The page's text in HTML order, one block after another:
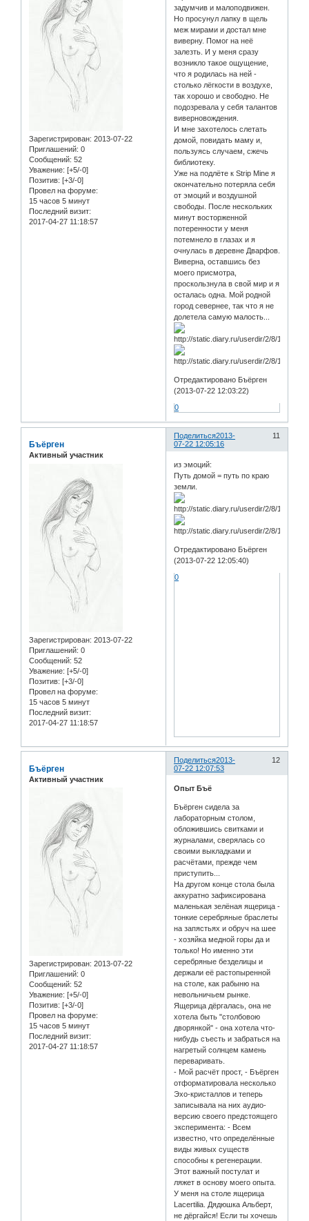
Зарегистрирован: 2013-07-22
Приглашений: 0
Сообщений: 52
Уважение: [+5/-0]
Позитив: [+3/-0]
Провел на форуме:
15 часов 5 минут
Последний визит:
2017-04-27 11:18:57
задумчив и малоподвижен.
Но просунул лапку в щель
меж мирами и достал мне
виверну. Помог на неё
залезть. И у меня сразу
возникло такое ощущение,
что я родилась на ней -
столько лёгкости в воздухе,
так хорошо и свободно. Не
подозревала у себя талантов
виверновождения.
И мне захотелось слетать
домой, повидать маму и,
пользуясь случаем, сжечь
библиотеку.
Уже на подлёте к Strip Mine я
окончательно потеряла себя
от эмоций и воздушной
свободы. После нескольких
минут восторженной
потеренности у меня
потемнело в глазах и я
очнулась в деревне Дварфов.
Виверна, оставшись без
моего присмотра,
проскользнула в свой мир и я
осталась одна. Мой родной
город севернее, так что я не
долетела самую малость...
Отредактировано Бъёрген
(2013-07-22 12:03:22)
0
Поделиться 11
2013-
07-22 12:05:16
Бъёрген
Активный участник
Зарегистрирован: 2013-07-22
Приглашений: 0
Сообщений: 52
Уважение: [+5/-0]
Позитив: [+3/-0]
Провел на форуме:
15 часов 5 минут
Последний визит:
2017-04-27 11:18:57
из эмоций:
Путь домой = путь по краю
земли.
Отредактировано Бъёрген
(2013-07-22 12:05:40)
0
Поделиться 12
2013-
07-22 12:07:53
Бъёрген
Активный участник
Зарегистрирован: 2013-07-22
Приглашений: 0
Сообщений: 52
Уважение: [+5/-0]
Позитив: [+3/-0]
Провел на форуме:
15 часов 5 минут
Последний визит:
2017-04-27 11:18:57
Опыт Бъё
Бъёрген сидела за
лабораторным столом,
обложившись свитками и
журналами, сверялась со
своими выкладками и
расчётами, прежде чем
приступить...
На другом конце стола была
аккуратно зафиксирована
маленькая зелёная ящерица -
тонкие серебряные браслеты
на запястьях и обруч на шее
- хозяйка медной горы да и
только! Но именно эти
серебряные безделицы и
держали её растопыренной
на столе, как рабыню на
невольничьем рынке.
Ящерица дёргалась, она не
хотела быть "столбовою
дворянкой" - она хотела что-
нибудь съесть и забраться на
нагретый солнцем камень
переваривать.
- Мой расчёт прост, - Бъёрген
отформатировала несколько
Эхо-кристаллов и теперь
записывала на них аудио-
версию своего предстоящего
эксперимента: - Всем
известно, что определённые
виды живых существ
способны к регенерации.
Этот важный постулат и
ляжет в основу моего опыта.
У меня на столе ящерица
Lacertilia. Дядюшка Альберт,
не дёргайся! Если ты хочешь